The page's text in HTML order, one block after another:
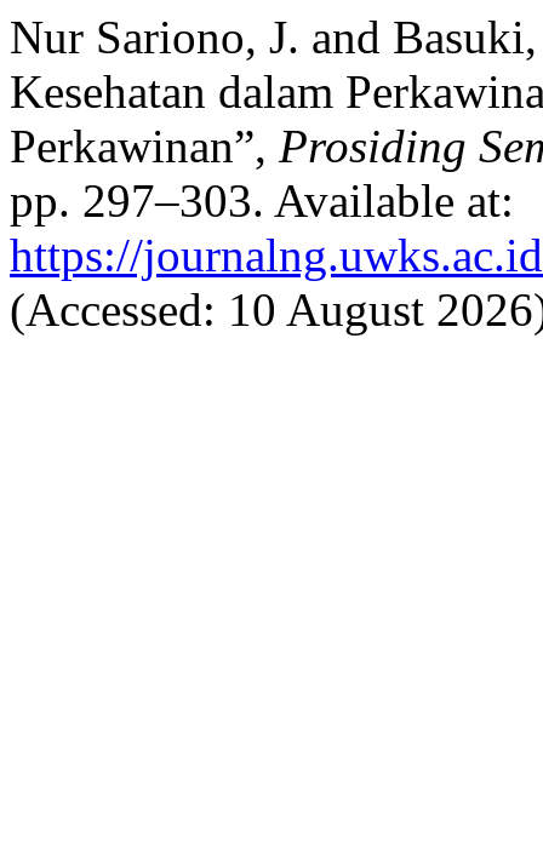
Nur Sariono, J. and
Kesehatan dalam
Perkawinan”, Prosiding
pp. 297–303. Available at:
https://
(Accessed: 10 August